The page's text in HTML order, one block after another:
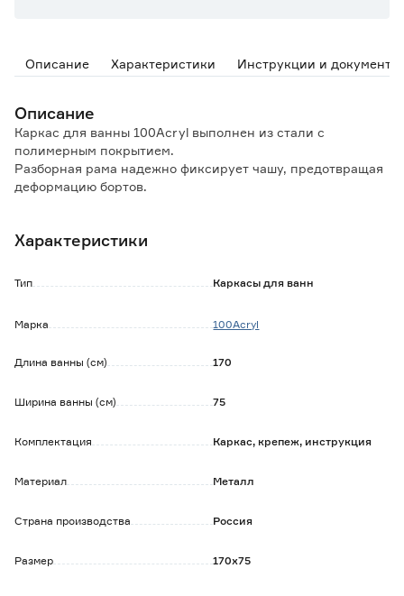
Описание Характеристики Инструкции и документы
Описание
Каркас для ванны 100Acryl выполнен из стали с
полимерным покрытием.
Разборная рама надежно фиксирует чашу, предотвращая
деформацию бортов.
Характеристики
Тип Каркасы для ванн
Марка 100Acryl
Длина ванны (см) 170
Ширина ванны (см) 75
Комплектация Каркас, крепеж, инструкция
Материал Металл
Страна производства Россия
Размер 170х75